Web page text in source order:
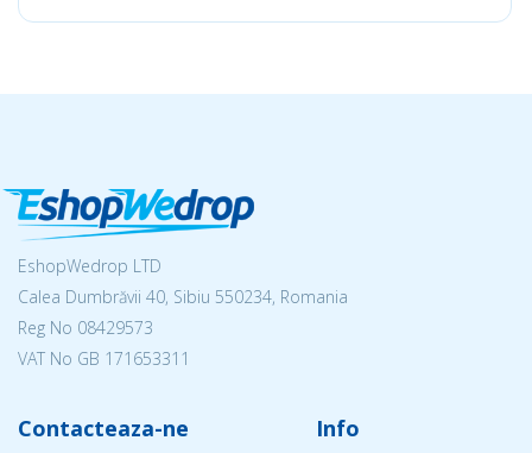
EshopWedrop LTD
Calea Dumbrăvii 40, Sibiu 550234, Romania
Reg No 08429573
VAT No GB 171653311
Contacteaza-ne Info